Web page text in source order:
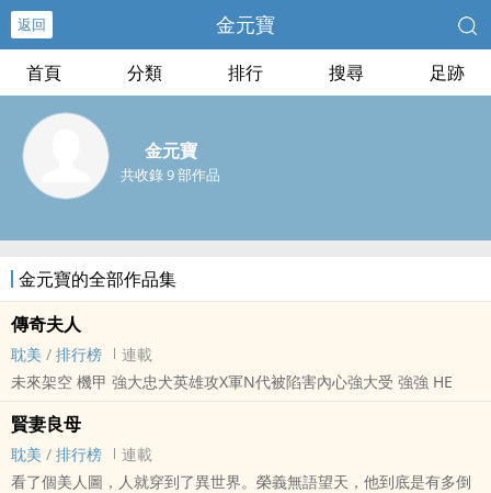
返回 金元寶
首頁 分類 排行 搜尋 足跡
金元寶
共收錄 9 部作品
金元寶的全部作品集
傳奇夫人
耽美 / 排行榜
連載
未來架空 機甲 強大忠犬英雄攻X軍N代被陷害內心強大受 強強 HE
賢妻良母
耽美 / 排行榜
連載
看了個美人圖，人就穿到了異世界。榮義無語望天，他到底是有多倒